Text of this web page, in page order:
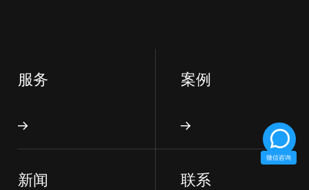
服务 案例
新闻 联系
微信咨询